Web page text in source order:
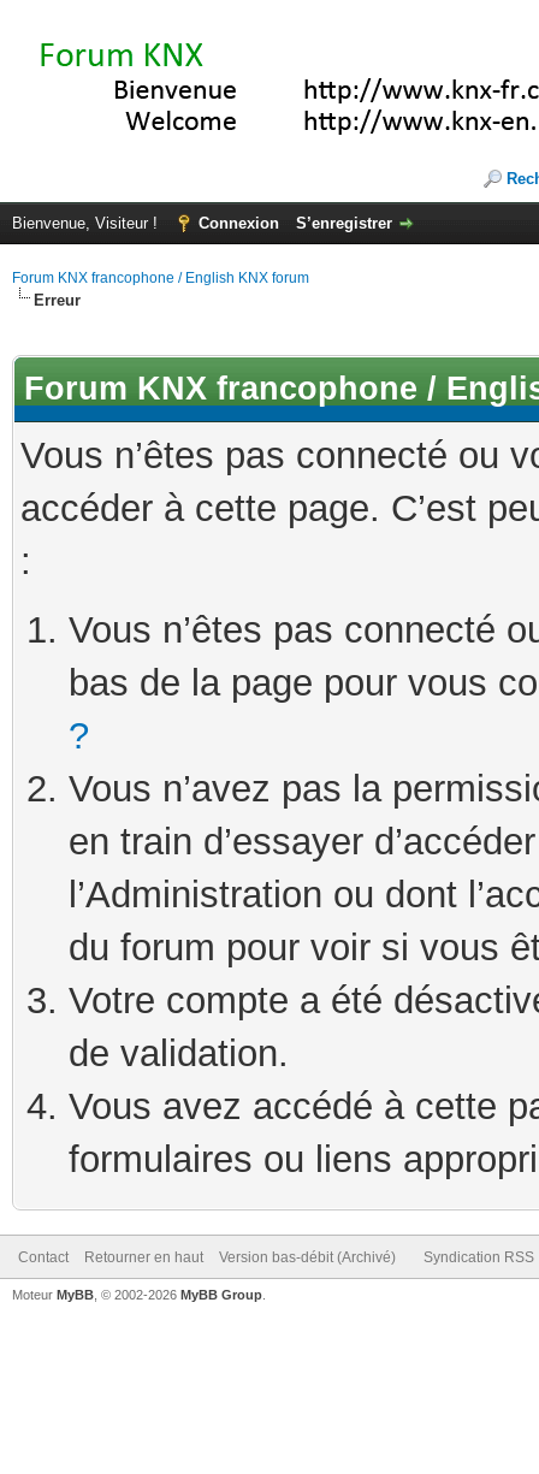
Bienvenue, Visiteur ! Connexion S’enregistrer
Forum KNX francophone / English KNX forum
Erreur
Forum KNX francophone /
Vous n’êtes pas connecté ou
accéder à cette page. C’est
:
Vous n’êtes pas connecté
bas de la page pour vous
?
Vous n’avez pas la
en train d’essayer
l’Administration ou dont
du forum pour voir si vous
Votre compte a été
de validation.
Vous avez accédé à cette
formulaires ou liens
Contact Retourner en haut Version bas-débit (Archivé) Syndication RSS
Moteur MyBB , © 2002-2026 MyBB Group